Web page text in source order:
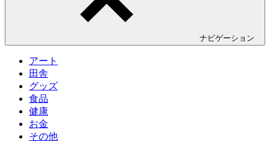
ナビゲーション
アート
田舎
グッズ
食品
健康
お金
その他